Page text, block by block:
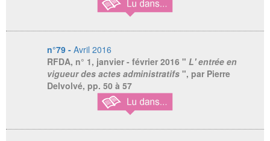
n°79 - Avril 2016
RFDA, n° 1, janvier - février 2016 " L' entrée en
vigueur des actes administratifs ", par Pierre
Delvolvé, pp. 50 à 57